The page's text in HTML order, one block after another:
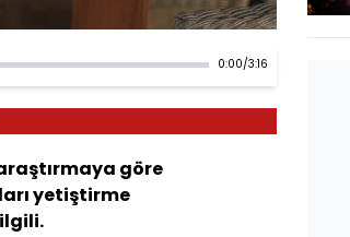
0:00/3:16
göre
yetiştirme